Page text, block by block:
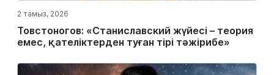
2 тамыз, 2026
Товстоногов: «Станиславский жүйесі – теория
емес, қателіктерден туған тірі тәжірибе»